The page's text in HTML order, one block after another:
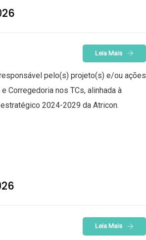
Leia Mais
pelo(s) projeto(s) e/ou ações
Corregedoria nos TCs, alinhada à
2024-2029 da Atricon.
Leia Mais